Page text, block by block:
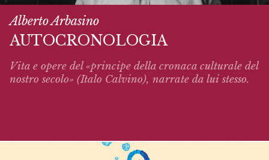
Alberto Arbasino
AUTOCRONOLOGIA
Vita e opere del «principe della cronaca culturale del
nostro secolo» (Italo Calvino), narrate da lui stesso.